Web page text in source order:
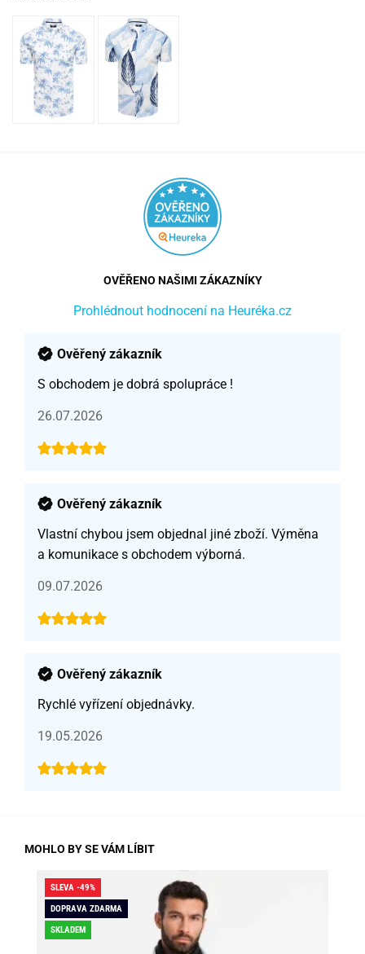
OVĚŘENO NAŠIMI ZÁKAZNÍKY
Prohlédnout hodnocení na Heuréka.cz
Ověřený zákazník
S obchodem je dobrá spolupráce !
26.07.2026
Ověřený zákazník
Vlastní chybou jsem objednal jiné zboží. Výměna
a komunikace s obchodem výborná.
09.07.2026
Ověřený zákazník
Rychlé vyřízení objednávky.
19.05.2026
MOHLO BY SE VÁM LÍBIT
SLEVA -49%
DOPRAVA ZDARMA
SKLADEM